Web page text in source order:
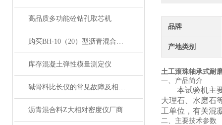
高品质多功能砼钻孔取芯机
购买BH-10（20）型沥青混合料拌和机
库存混凝土弹性模量测定仪
碱骨料比长仪的常见故障及相应解决方法分享
沥青混合料Z大相对密度仪厂商
品牌
产地类别
土工滚珠轴承式耐
一、 产品简介
本试验机主
大理石、水磨石
工单位，有关混
二、 主要技术参数